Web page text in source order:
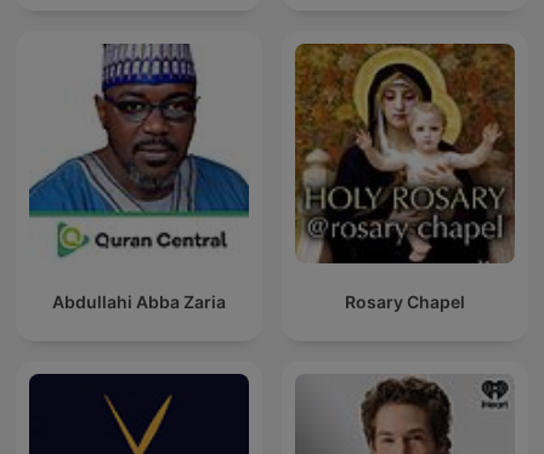
Abdullahi Abba Zaria Rosary Chapel